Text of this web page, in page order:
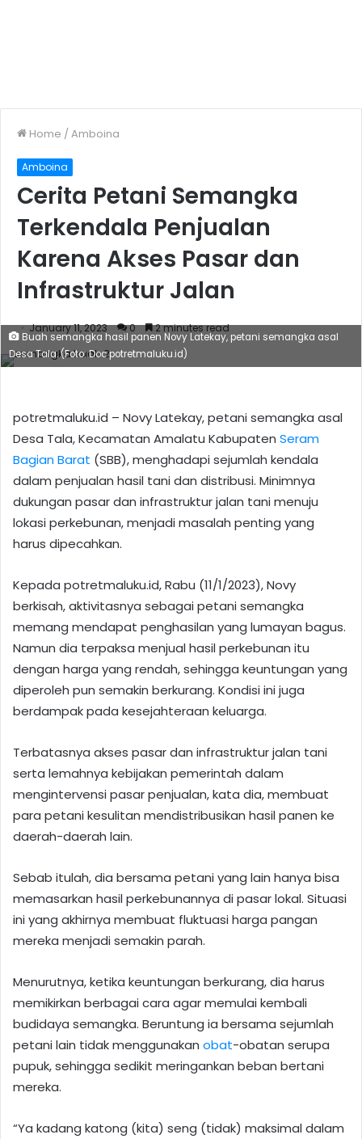
Home /Amboina
Amboina
Cerita Petani Semangka
Terkendala Penjualan
Karena Akses Pasar dan
Infrastruktur Jalan
January 11, 2023 0 2 minutes read
Buah semangka hasil panen Novy Latekay, petani semangka asal
Desa Tala. (Foto: Doc potretmaluku.id)
potretmaluku.id – Novy Latekay, petani semangka asal
Desa Tala, Kecamatan Amalatu Kabupaten Seram
Bagian Barat (SBB), menghadapi sejumlah kendala
dalam penjualan hasil tani dan distribusi. Minimnya
dukungan pasar dan infrastruktur jalan tani menuju
lokasi perkebunan, menjadi masalah penting yang
harus dipecahkan.
Kepada potretmaluku.id, Rabu (11/1/2023), Novy
berkisah, aktivitasnya sebagai petani semangka
memang mendapat penghasilan yang lumayan bagus.
Namun dia terpaksa menjual hasil perkebunan itu
dengan harga yang rendah, sehingga keuntungan yang
diperoleh pun semakin berkurang. Kondisi ini juga
berdampak pada kesejahteraan keluarga.
Terbatasnya akses pasar dan infrastruktur jalan tani
serta lemahnya kebijakan pemerintah dalam
mengintervensi pasar penjualan, kata dia, membuat
para petani kesulitan mendistribusikan hasil panen ke
daerah-daerah lain.
Sebab itulah, dia bersama petani yang lain hanya bisa
memasarkan hasil perkebunannya di pasar lokal. Situasi
ini yang akhirnya membuat fluktuasi harga pangan
mereka menjadi semakin parah.
Menurutnya, ketika keuntungan berkurang, dia harus
memikirkan berbagai cara agar memulai kembali
budidaya semangka. Beruntung ia bersama sejumlah
petani lain tidak menggunakan obat-obatan serupa
pupuk, sehingga sedikit meringankan beban bertani
mereka.
“Ya kadang katong (kita) seng (tidak) maksimal dalam